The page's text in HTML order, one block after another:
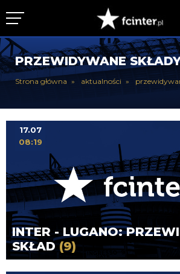
KLUB
DRUŻYNA
PUCHARY
DLA TIFOSICH
SERWIS
PRZEWIDYWANE
Strona główna aktualności
INTER - LUGANO:
SKŁAD (9)
17.07
08:19